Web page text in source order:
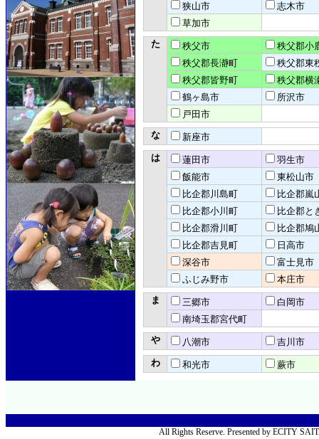
狭山市
志木市
草加市
た
秩父市
秩父郡小
秩父郡長瀞町
秩父郡東
秩父郡皆野町
秩父郡横
鶴ヶ島市
所沢市
戸田市
な
新座市
は
蓮田市
羽生市
飯能市
東松山市
比企郡川島町
比企郡嵐
比企郡小川町
比企郡と
比企郡滑川町
比企郡鳩
比企郡吉見町
日高市
深谷市
富士見市
ふじみ野市
本庄市
ま
三郷市
白岡市
南埼玉郡宮代町
や
八潮市
吉川市
わ
和光市 蕨市
All Rights Reserve. Presented by ECITY